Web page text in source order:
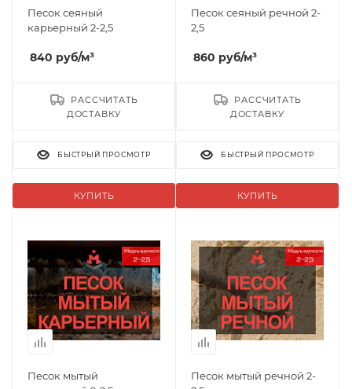
Песок сеяный
карьерный 2-2,5
840 руб/м³
КУПИТЬ
РАССЧИТАТЬ
ДОСТАВКУ
БЫСТРЫЙ ПРОСМОТР
Песок сеяный речной 2-
2,5
860 руб/м³
КУПИТЬ
РАССЧИТАТЬ
ДОСТАВКУ
БЫСТРЫЙ ПРОСМОТР
Песок мытый
Песок мытый речной 2-